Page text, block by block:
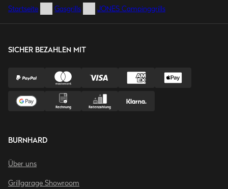
Startseite Gasgrills JONES Campinggrills
SICHER BEZAHLEN MIT
BURNHARD
Über uns
Grillgarage Showroom